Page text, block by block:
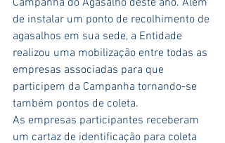
de instalar um ponto de recolhimento de
agasalhos em sua sede, a Entidade
realizou uma mobilização entre todas as
empresas associadas para que
participem da Campanha tornando-se
também pontos de coleta.
As empresas participantes receberam
um cartaz de identificação para coleta